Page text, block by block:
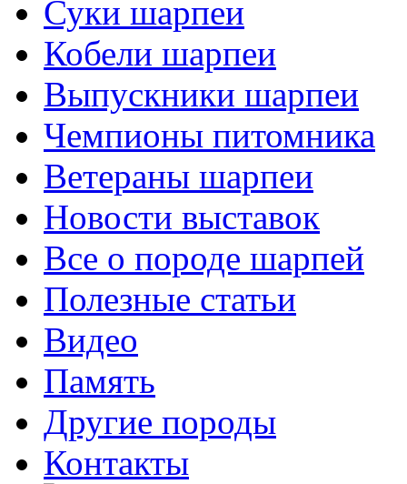
Суки шарпеи
Кобели шарпеи
Выпускники шарпеи
Чемпионы питомника
Ветераны шарпеи
Новости выставок
Все о породе шарпей
Полезные статьи
Видео
Память
Другие породы
Контакты